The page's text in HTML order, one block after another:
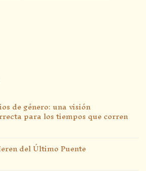
de género: una visión
para los tiempos que corren
del Último Puente